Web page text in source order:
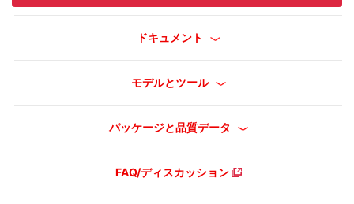
ドキュメント
モデルとツール
パッケージと品質データ
FAQ/ディスカッション